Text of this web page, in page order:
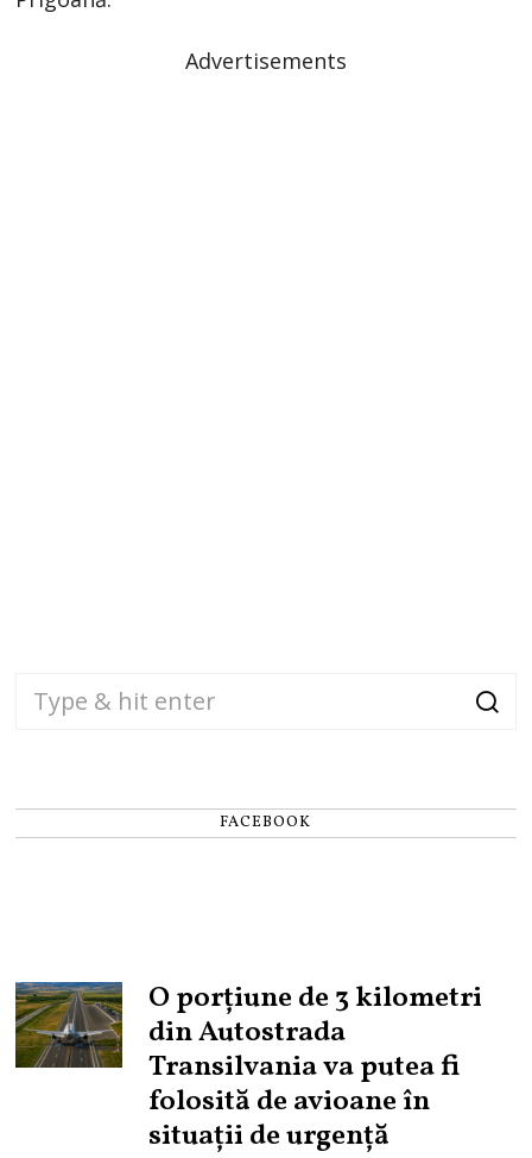
Advertisements
FACEBOOK
O porțiune de 3 kilometri
din Autostrada
Transilvania va putea fi
folosită de avioane în
situații de urgență